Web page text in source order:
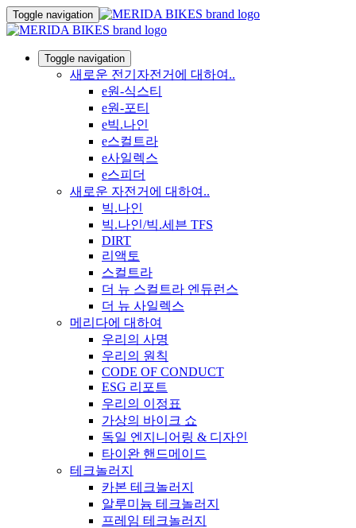
Toggle navigation
Toggle navigation
새로운 전기자전거에 대하여..
e원-식스티
e원-포티
e빅.나인
e스컬트라
e사일렉스
e스피더
새로운 자전거에 대하여..
빅.나인
빅.나인/빅.세븐 TFS
DIRT
리액토
스컬트라
더 뉴 스컬트라 엔듀런스
더 뉴 사일렉스
메리다에 대하여
우리의 사명
우리의 원칙
CODE OF CONDUCT
ESG 리포트
우리의 이정표
가상의 바이크 쇼
독일 엔지니어링 & 디자인
타이완 핸드메이드
테크놀러지
카본 테크놀러지
알루미늄 테크놀러지
프레임 테크놀러지